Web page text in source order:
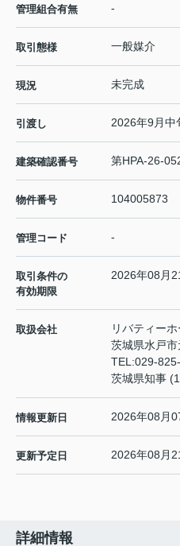
管理組合有無 -
取引態様 一般媒介
現況 未完成
引渡し 2026年9月中
建築確認番号 第HPA-26-
物件番号 104005873
管理コード -
取引条件の
有効期限
2026年08月
取扱会社
リバティー
茨城県水戸
TEL:029-
茨城県知事
情報更新日 2026年08月
更新予定日 2026年08月
詳細情報